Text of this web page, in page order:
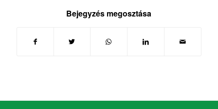
Bejegyzés megosztása